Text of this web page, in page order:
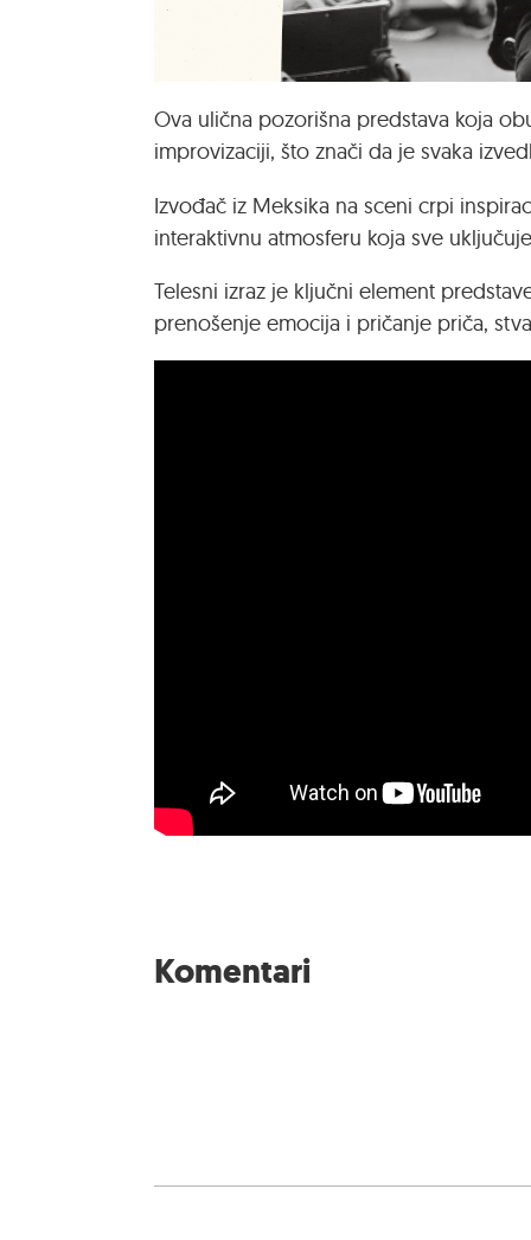
Ova ulična pozorišna predstava koja
improvizaciji, što znači da je svaka
Izvođač iz Meksika na sceni crpi
interaktivnu atmosferu koja sve
Telesni izraz je ključni element
prenošenje emocija i pričanje priča,
Komentari